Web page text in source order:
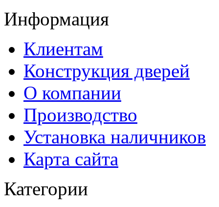
Информация
Клиентам
Конструкция дверей
О компании
Производство
Установка наличников
Карта сайта
Категории